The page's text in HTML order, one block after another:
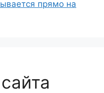
прямо на